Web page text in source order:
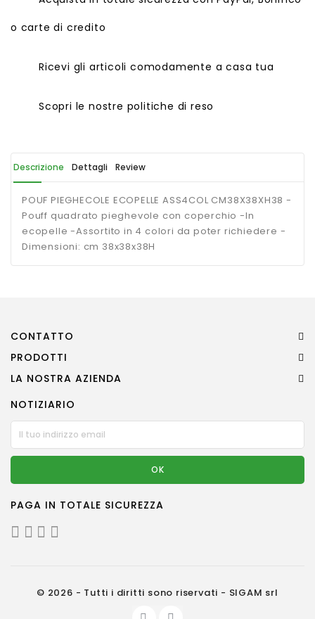
o carte di credito
Ricevi gli articoli comodamente a casa tua
Scopri le nostre politiche di reso
Descrizione Dettagli Review
POUF PIEGHECOLE ECOPELLE ASS4COL CM38X38XH38 -
Pouff quadrato pieghevole con coperchio -In
ecopelle -Assortito in 4 colori da poter richiedere -
Dimensioni: cm 38x38x38H
CONTATTO
PRODOTTI
LA NOSTRA AZIENDA
NOTIZIARIO
PAGA IN TOTALE SICUREZZA
© 2026 - Tutti i diritti sono riservati - SIGAM srl